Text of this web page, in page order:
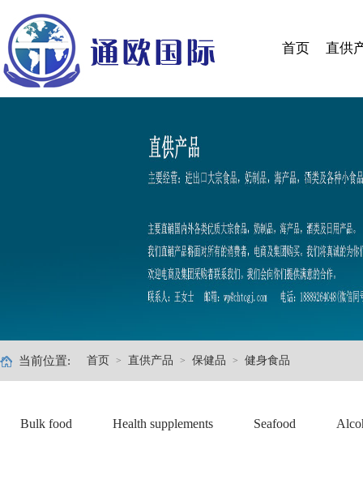
首页 直供
当前位置: 首页 > 直供产品 > 保健品 > 健身食品
Bulk food Health supplements Seafood